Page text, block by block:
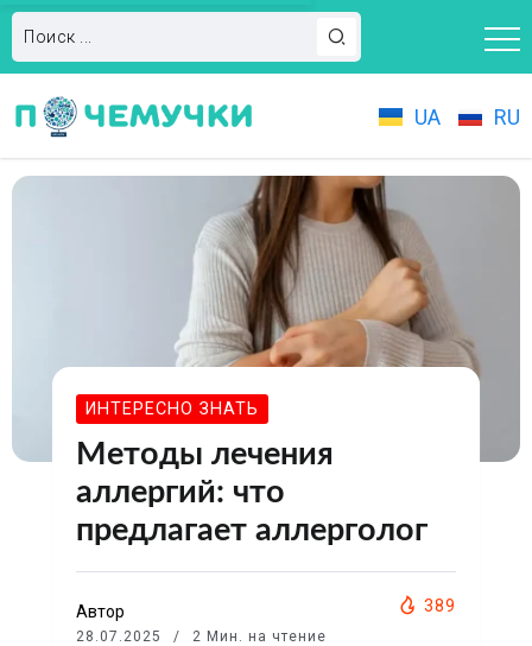
UA RU
ИНТЕРЕСНО ЗНАТЬ
Методы лечения
аллергий: что
предлагает аллерголог
Автор
28.07.2025 2 Мин. на чтение
389